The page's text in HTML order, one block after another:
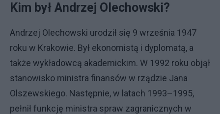
Kim był Andrzej Olechowski?
Andrzej Olechowski urodził się 9 września 1947
roku w Krakowie. Był ekonomistą i dyplomatą, a
także wykładowcą akademickim. W 1992 roku objął
stanowisko ministra finansów w rządzie Jana
Olszewskiego. Następnie, w latach 1993–1995,
pełnił funkcję ministra spraw zagranicznych w